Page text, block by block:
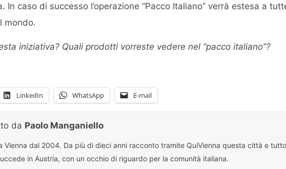
In caso di successo l’operazione “Pacco Italiano” verrà estesa a
mondo.
iniziativa? Quali prodotti vorreste vedere nel “pacco italiano”?
LinkedIn WhatsApp E-mail
da Paolo Manganiello
Vienna dal 2004. Da più di dieci anni racconto tramite QuiVienna questa città e
in Austria, con un occhio di riguardo per la comunità italiana.